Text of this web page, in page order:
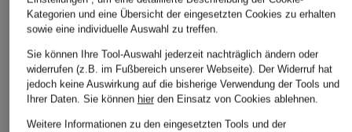
Kategorien und eine Übersicht der eingesetzten Cookies zu erhalten
sowie eine individuelle Auswahl zu treffen.
Sie können Ihre Tool-Auswahl jederzeit nachträglich ändern oder
widerrufen (z.B. im Fußbereich unserer Webseite). Der Widerruf hat
jedoch keine Auswirkung auf die bisherige Verwendung der Tools und
Ihrer Daten. Sie können hierden Einsatz von Cookies ablehnen.
Weitere Informationen zu den eingesetzten Tools und der